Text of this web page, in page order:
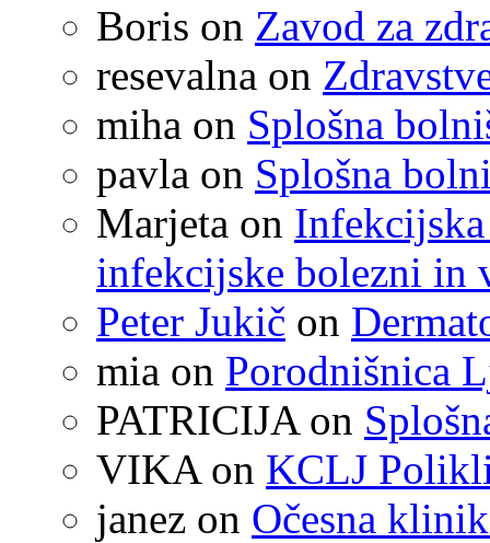
Boris on Zavod za
resevalna on
miha on Splošna
pavla on Splošna
Marjeta on
infekcijske bolezni in
Peter Jukič on
mia on Porodnišnica
PATRICIJAon
VIKAon KCLJ
janez on Očesna